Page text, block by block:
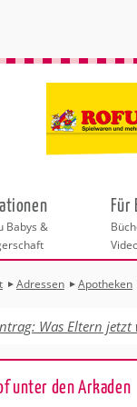
Hebammen
Geburtshäuser
Frauenärzte
Kinderärzte
Kliniken
Checklisten
Beratungsstellen
Erste Hilfe &
Rückbildung
Sport für Mama
Kurse fürs Baby
Shopping
Wellness &
Fotografie &
Babys &
Für
Adressen Apotheken
Was Eltern jetzt
unter den Arkaden